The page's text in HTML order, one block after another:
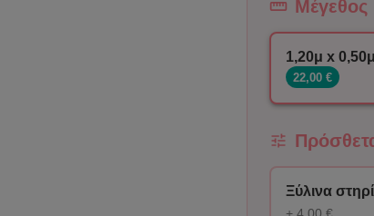
Μέγεθος
1,20μ x 0,50μ
22,00 €
Ξύλινα